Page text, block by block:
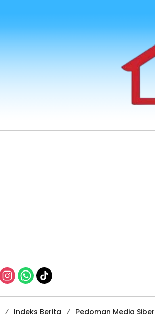
Indeks Berita Pedoman Media Siber